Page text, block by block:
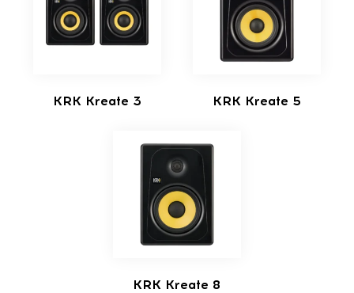
KRK Kreate 3 KRK Kreate 5
KRK Kreate 8